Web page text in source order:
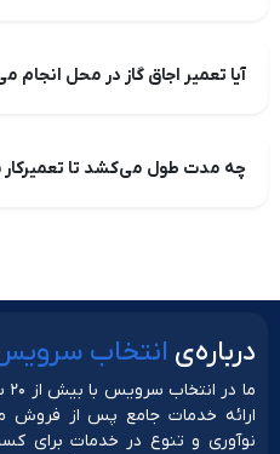
آیا تعمیر اجاق گاز در محل انجام
چه مدت طول می‌کشد تا
دربار‌ه‌ی انتخاب
ارائه خدمات جامع پس از فروش
نوآوری و تنوع در خدمات برای